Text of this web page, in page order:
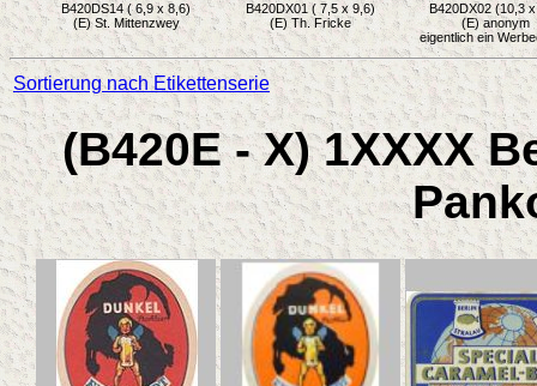
B420DS14 ( 6,9 x 8,6)
(E) St. Mittenzwey
B420DX01 ( 7,5 x 9,6)
(E) Th. Fricke
B420DX02 (10,3
(E) anonym
eigentlich ein
Sortierung nach Etikettenserie
(B420E - X) 1XXXX